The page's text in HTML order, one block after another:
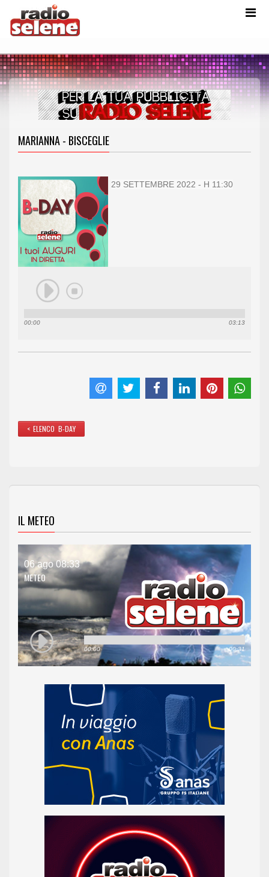
MARIANNA - BISCEGLIE
00:00 03:13
29 SETTEMBRE 2022 - H 11:30
< ELENCO B-DAY
IL METEO
06 ago 08:33
METEO
00:00 00:31